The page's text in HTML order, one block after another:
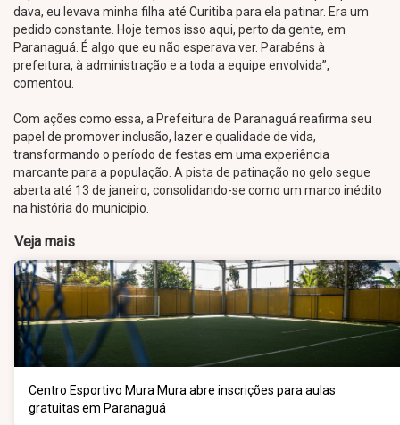
dava, eu levava minha filha até Curitiba para ela patinar. Era um
pedido constante. Hoje temos isso aqui, perto da gente, em
Paranaguá. É algo que eu não esperava ver. Parabéns à
prefeitura, à administração e a toda a equipe envolvida”,
comentou.
Com ações como essa, a Prefeitura de Paranaguá reafirma seu
papel de promover inclusão, lazer e qualidade de vida,
transformando o período de festas em uma experiência
marcante para a população. A pista de patinação no gelo segue
aberta até 13 de janeiro, consolidando-se como um marco inédito
na história do município.
Veja mais
Centro Esportivo Mura Mura abre inscrições para aulas
gratuitas em Paranaguá